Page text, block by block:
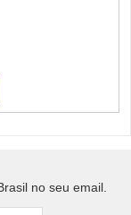
no seu email.